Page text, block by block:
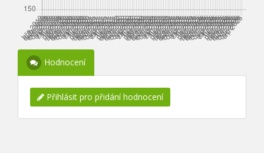
Hodnocení
Přihlásit pro přidání hodnocení